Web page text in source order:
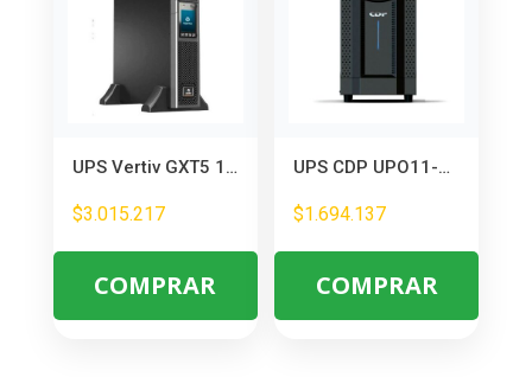
UPS Vertiv GXT5 1kVA 1000VA/1000W – Protección Online para Infraestructura Crítica
$3.015.217
COMPRAR
UPS CDP UPO11-2 2000VA/1800W Online – Protección Total para Equipos
$1.694.137
COMPRAR